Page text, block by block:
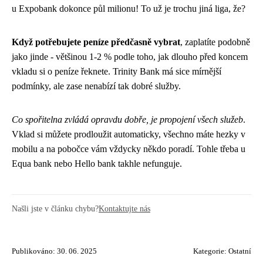
u Expobank dokonce půl milionu! To už je trochu jiná liga, že?
Když potřebujete peníze předčasně vybrat, zaplatíte podobně
jako jinde - většinou 1-2 % podle toho, jak dlouho před koncem
vkladu si o peníze řeknete. Trinity Bank má sice mírnější
podmínky, ale zase nenabízí tak dobré služby.
Co spořitelna zvládá opravdu dobře, je propojení všech služeb.
Vklad si můžete prodloužit automaticky, všechno máte hezky v
mobilu a na pobočce vám vždycky někdo poradí. Tohle třeba u
Equa bank nebo Hello bank takhle nefunguje.
Našli jste v článku chybu?Kontaktujte nás
Publikováno: 30. 06. 2025 Kategorie: Ostatní